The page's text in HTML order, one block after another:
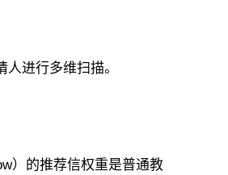
进行多维扫描。
）的推荐信权重是普通教